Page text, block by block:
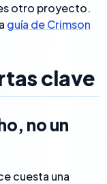
otro proyecto.
guía de Crimson
clave
no un
cuesta una